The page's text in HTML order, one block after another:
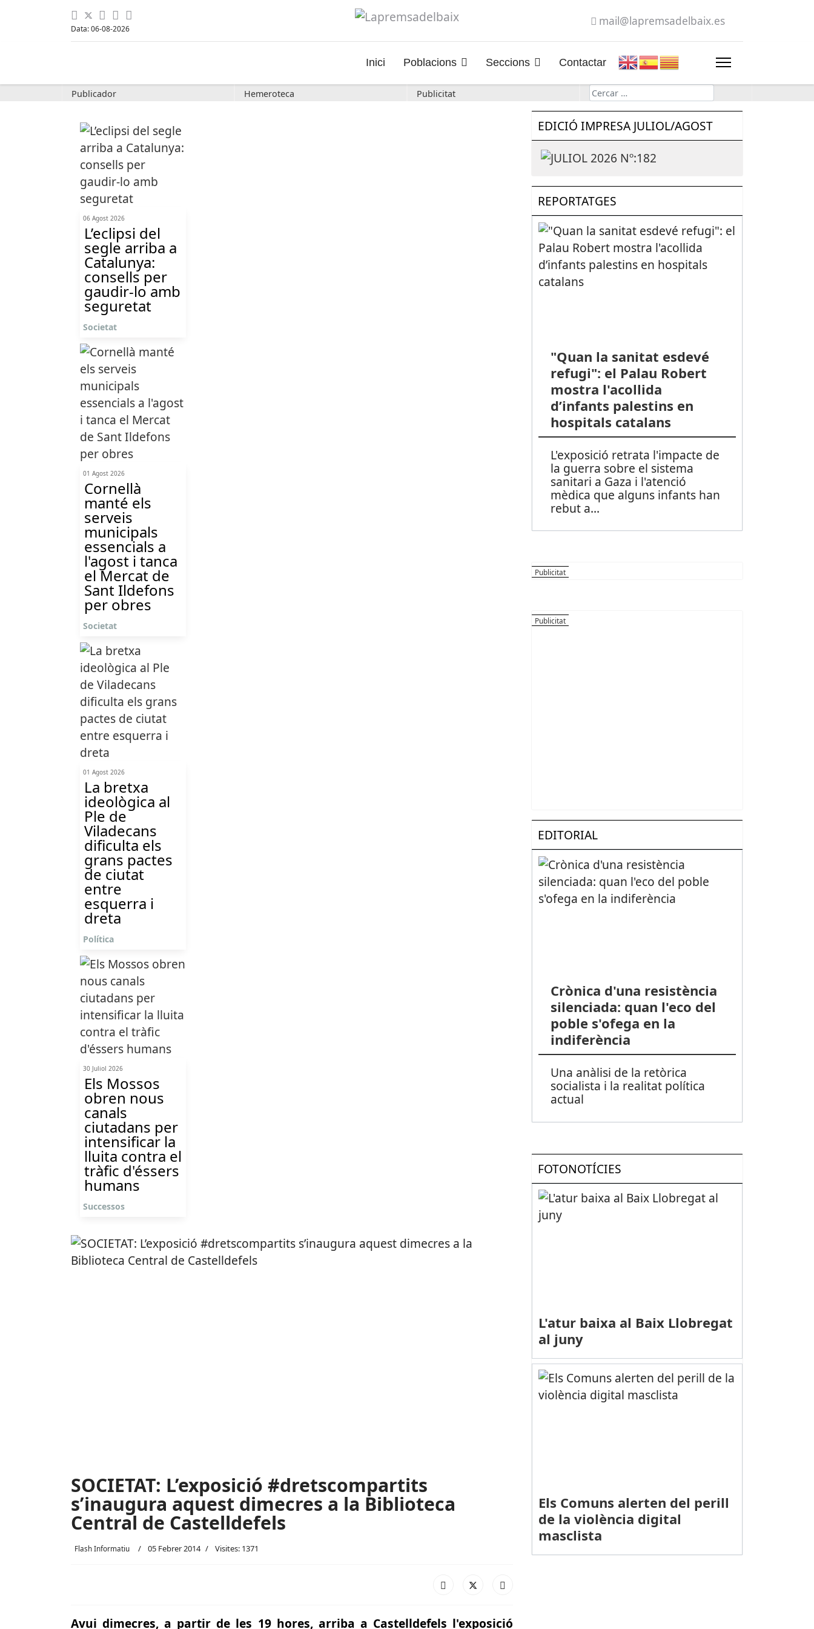
Data: 06-08-2026
mail@lapremsadelbaix.es
Inici Poblacions Seccions Contactar
Publicador Hemeroteca Publicitat Cerca
06 Agost 2026
L’eclipsi del
segle arriba a
Catalunya:
consells per
gaudir-lo amb
seguretat
Societat
01 Agost 2026
Cornellà
manté els
serveis
municipals
essencials a
l'agost i tanca
el Mercat de
Sant Ildefons
per obres
Societat
01 Agost 2026
La bretxa
ideològica al
Ple de
Viladecans
dificulta els
grans pactes
de ciutat
entre
esquerra i
dreta
Política
30 Juliol 2026
Els Mossos
obren nous
canals
ciutadans per
intensificar la
lluita contra el
tràfic d'éssers
humans
Successos
SOCIETAT: L’exposició #dretscompartits
s’inaugura aquest dimecres a la Biblioteca
Central de Castelldefels
Flash Informatiu 05 Febrer 2014 Visites: 1371
Avui dimecres, a partir de les 19 hores, arriba a Castelldefels l'exposició
EDICIÓ IMPRESA JULIOL/AGOST
REPORTATGES
"Quan la sanitat esdevé
refugi": el Palau Robert
mostra l'acollida
d’infants palestins en
hospitals catalans
L'exposició retrata l'impacte de
la guerra sobre el sistema
sanitari a Gaza i l'atenció
mèdica que alguns infants han
rebut a...
EDITORIAL
Crònica d'una resistència
silenciada: quan l'eco del
poble s'ofega en la
indiferència
Una anàlisi de la retòrica
socialista i la realitat política
actual
FOTONOTÍCIES
L'atur baixa al Baix Llobregat
al juny
Els Comuns alerten del perill
de la violència digital
masclista